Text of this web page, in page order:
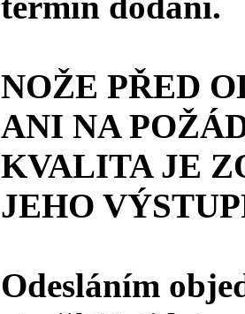
NOŽE PŘED
ANI NA
KVALITA JE
JEHO
Odesláním